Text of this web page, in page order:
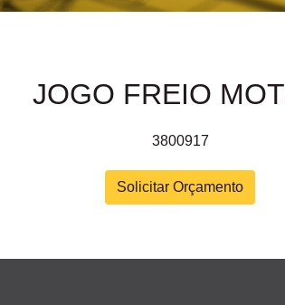
JOGO FREIO
3800917
Solicitar Orçamento